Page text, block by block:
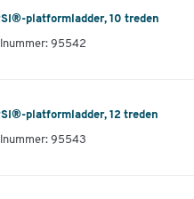
platformladder, 10 treden
95542
platformladder, 12 treden
95543